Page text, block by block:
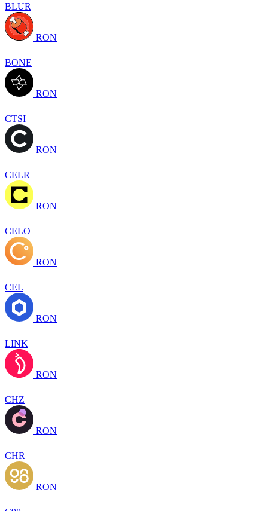
BLUR
RON
BONE
RON
CTSI
RON
CELR
RON
CELO
RON
CEL
RON
LINK
RON
CHZ
RON
CHR
RON